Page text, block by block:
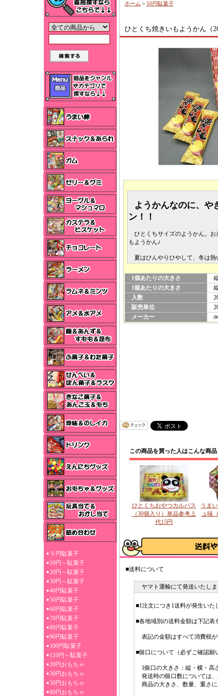
５円駄菓子
10円～駄菓子
20円～駄菓子
30円～駄菓子
40円駄菓子
50円駄菓子
60円駄菓子
70円駄菓子
80円駄菓子
90円駄菓子
100円駄菓子
110円～駄菓子
20円おもちゃ
30円おもちゃ
50円おもちゃ
80円おもちゃ
ホーム > 50円駄菓子
ひとくち焼きいもようかん（
ようかんなのに、や
ン！！
ひとくちサイズのようかん。お
もようかん♪
夏はひんやりひやして、冬は熱
1個あたりの大きさ
1箱あたりの大きさ
入数
販売単位
メーカー
この商品を買った人はこんな商
ひとくちおやつカルパス
（30個入り）単品参考上
代15円
うま
ュ味
■送料について
ヤマト運輸にて発送いたし
■1注文につき1送料が発生いた
■各地域別の送料金額は下記表
表記の金額はすべて消費税
■個口について（必ずご確認願
1個口の大きさ：縦・横・高
発送時の個口数については
商品の大きさ、数量、重さ